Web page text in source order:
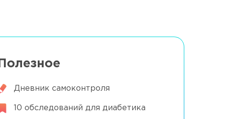
Полезное
Дневник самоконтроля
10 обследований для диабетика